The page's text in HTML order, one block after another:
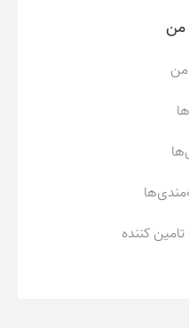
کننده